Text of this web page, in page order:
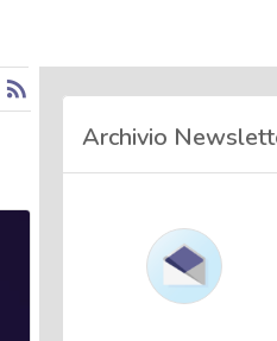
News,
attualità
Cyber
sicurezza
e privacy
Corsi
Archivio